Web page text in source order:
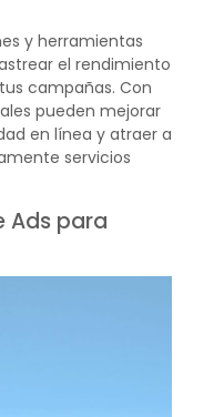
y herramientas
el rendimiento
campañas. Con
pueden mejorar
en línea y atraer a
servicios
Ads para